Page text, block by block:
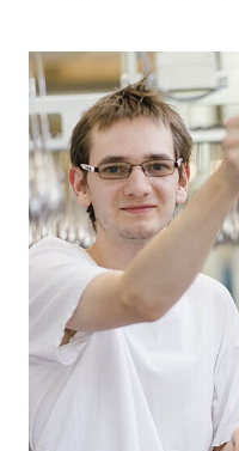
Cookie Laufzeit:
1 Jahr
mtm_consent oder
Name:
mtm_consent oder
Anbieter:
Stiftung Scheuern
Speichert, ob Sie
zugestimmt haben